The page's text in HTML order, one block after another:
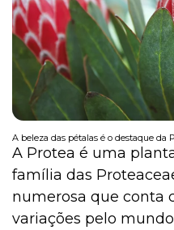
Casa
A beleza das pétalas é o destaque da
A Protea é uma
família das
numerosa que conta
variações pelo